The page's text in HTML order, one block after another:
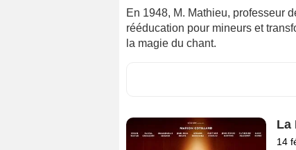
En 1948, M. Mathieu, professeur
rééducation pour mineurs et
la magie du chant.
La
14